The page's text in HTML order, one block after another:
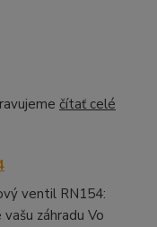
čítať celé
ventil RN154:
záhradu Vo